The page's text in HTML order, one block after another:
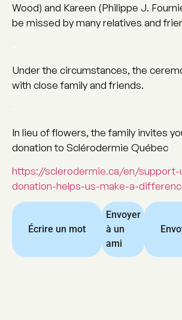
Wood) and Kareen (Philippe J.
be missed by many relatives and
Under the circumstances, the
with close family and friends.
In lieu of flowers, the family invites
donation to Sclérodermie Québec
https://sclerodermie.ca/en/support-
donation-helps-us-make-a-
Écrire un mot
Envoyer
à un
ami